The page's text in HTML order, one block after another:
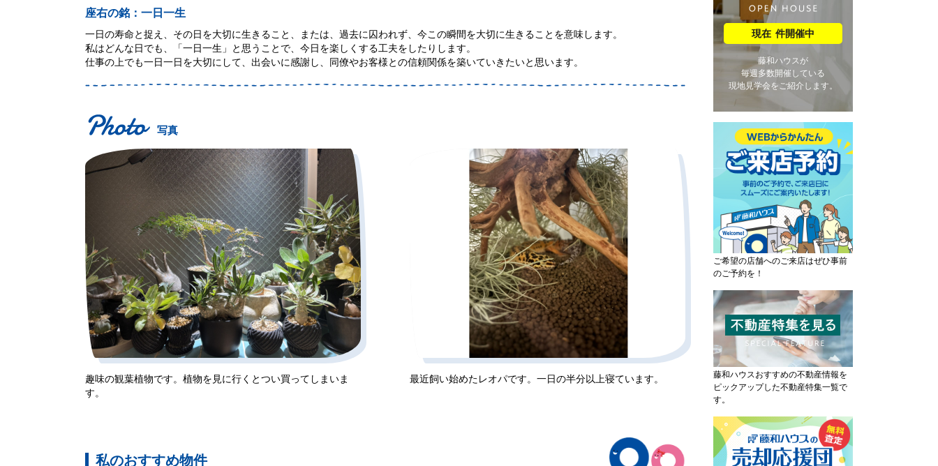
座右の銘：一日一生
一日の寿命と捉え、その日を大切に生きること、または、過去に囚われず、今この瞬間を大切に生きることを意味します。
私はどんな日でも、「一日一生」と思うことで、今日を楽しくする工夫をしたりします。
仕事の上でも一日一日を大切にして、出会いに感謝し、同僚やお客様との信頼関係を築いていきたいと思います。
写真
趣味の観葉植物です。植物を見に行くとつい買ってしまいま
す。
最近飼い始めたレオパです。一日の半分以上寝ています。
私のおすすめ物件
件開催中
藤和ハウスが
毎週多数開催している
現地見学会をご紹介します。
ご希望の店舗へのご来店はぜひ事前
のご予約を！
藤和ハウスおすすめの不動産情報を
ピックアップした不動産特集一覧で
す。